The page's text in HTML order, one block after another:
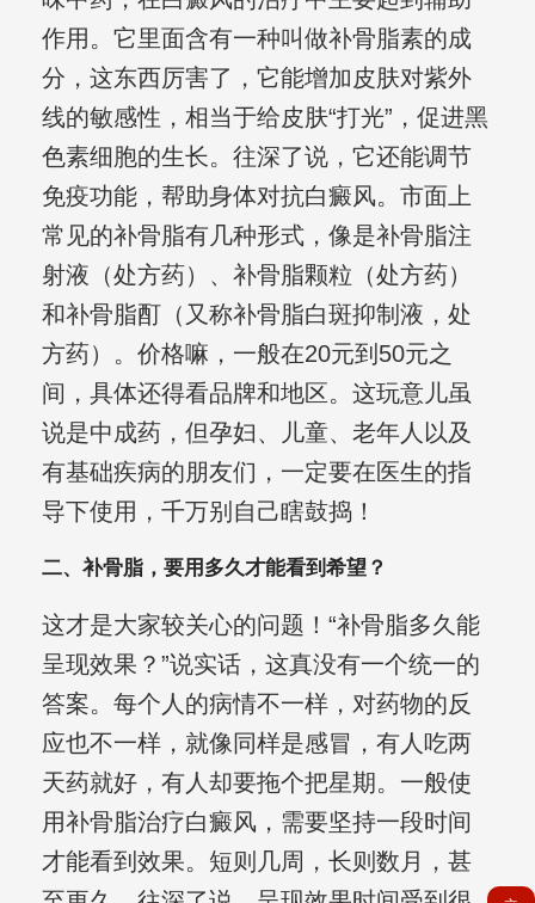
作用。它里面含有一种叫做补骨脂素的成
分，这东西厉害了，它能增加皮肤对紫外
线的敏感性，相当于给皮肤“打光”，促进黑
色素细胞的生长。往深了说，它还能调节
免疫功能，帮助身体对抗白癜风。市面上
常见的补骨脂有几种形式，像是补骨脂注
射液（处方药）、补骨脂颗粒（处方药）
和补骨脂酊（又称补骨脂白斑抑制液，处
方药）。价格嘛，一般在20元到50元之
间，具体还得看品牌和地区。这玩意儿虽
说是中成药，但孕妇、儿童、老年人以及
有基础疾病的朋友们，一定要在医生的指
导下使用，千万别自己瞎鼓捣！
二、补骨脂，要用多久才能看到希望？
这才是大家较关心的问题！“补骨脂多久能
呈现效果？”说实话，这真没有一个统一的
答案。每个人的病情不一样，对药物的反
应也不一样，就像同样是感冒，有人吃两
天药就好，有人却要拖个把星期。一般使
用补骨脂治疗白癜风，需要坚持一段时间
才能看到效果。短则几周，长则数月，甚